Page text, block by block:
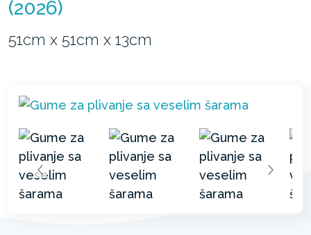
(2026)
51cm x 51cm x 13cm